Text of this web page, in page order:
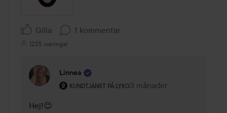
Gilla 1 kommentar
1225 visningar
Linnea
KUNDTJÄNST PÅ LYKO
Användarens roll: Kundtjänst på Lyko.
3 månader
Kommentaren lades 3
Hej!😊